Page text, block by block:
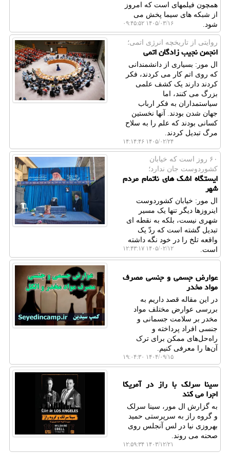
همچون فیلمهای است که امروز
از شبکه های سیما پخش می
شود.
۱۴۰۵/۰۳/۱۶ ۰۹:۴۵:۵۲
روایتی از تاریخچه انرژی اتمی؛
انجمن نجیب زادگان اتمی
ال مور: بسیاری از دانشمندانی
که روی اتم کار می کردند، فکر
کردند دارند یک کشف علمی
بزرگ می کنند، اما
سیاستمداران به فکر ارباب
جهان شدن بودند. آنها نخستین
کسانی بودند که علم را به سلاح
مرگ تبدیل کردند.
۱۴۰۵/۰۲/۲۴ ۱۴:۱۴:۴۶
۶۰ روز است كه خیابان
كشوردوست جان ندارد؛
ایستگاه اشک های ناتمام مردم
شهر
ال مور: خیابان کشوردوست
اینروزها دیگر تنها یک مسیر
شهری نیست، بلکه به نقطه ای
تبدیل گشته است که ردّ یک
واقعه تلخ را در خود نگه داشته
است.
۱۴۰۵/۰۲/۱۲ ۱۲:۴۳:۱۷
عوارض جسمی و جنسی مصرف
مواد مخدر
در این مقاله قصد داریم به
بررسی عوارض مختلف مواد
مخدر بر سلامت جسمانی و
جنسی افراد پرداخته و
راه‌حل‌های ممکن برای ترک
آن‌ها را معرفی کنیم.
۱۴۰۴/۰۹/۱۵ ۱۹:۰۴:۳۰
سینا سرلک با راز در آمریکا
اجرا می کند
به گزارش ال مور، سینا سرلک
و گروه راز به سرپرستی حمید
بهروزی نیا در لس آنجلس روی
صحنه می روند.
۱۴۰۳/۱۲/۲۱ ۱۲:۵۹:۳۴